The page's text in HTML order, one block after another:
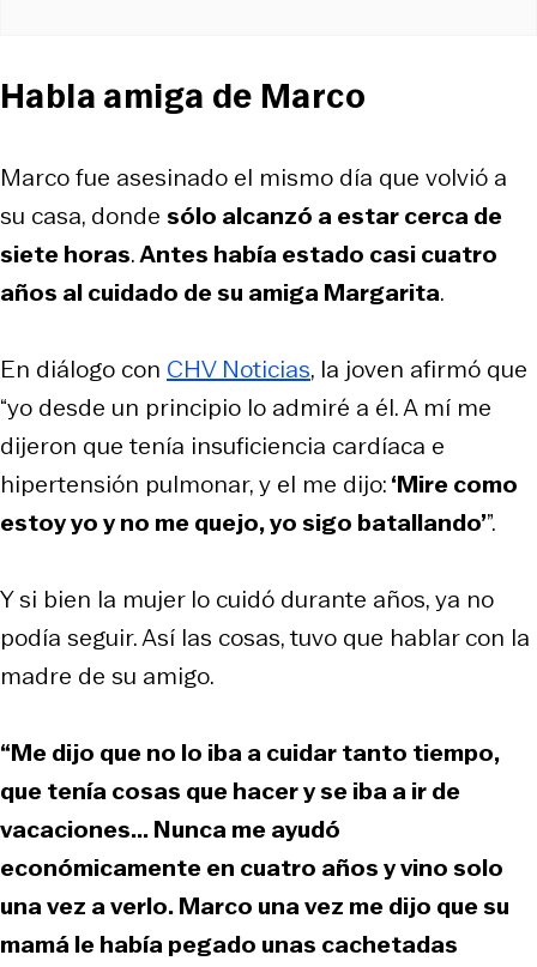
Habla amiga de Marco
Marco fue asesinado el mismo día que volvió a
su casa, donde sólo alcanzó a estar cerca de
siete horas.Antes había estado casi cuatro
años al cuidado de su amiga Margarita.
En diálogo con CHV Noticias, la joven afirmó que
“yo desde un principio lo admiré a él. A mí me
dijeron que tenía insuficiencia cardíaca e
hipertensión pulmonar, y el me dijo:‘Mire como
estoy yo y no me quejo, yo sigo batallando’”.
Y si bien la mujer lo cuidó durante años, ya no
podía seguir. Así las cosas, tuvo que hablar con la
madre de su amigo.
“Me dijo que no lo iba a cuidar tanto tiempo,
que tenía cosas que hacer y se iba a ir de
vacaciones... Nunca me ayudó
económicamente en cuatro años y vino solo
una vez a verlo. Marco una vez me dijo que su
mamá le había pegado unas cachetadas